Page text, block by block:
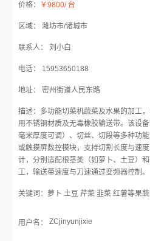
价格： ￥9800/ 台
区域： 潍坊市/诸城市
联系人： 刘小白
电话： 15953650188
地址： 密州街道人民东路
描述：多功能切菜机蔬菜及水果的加工
用不锈钢材质及无毒橡胶输送带。该设
毫米厚度可调）、切丝、切段等多种功
或触摸屏数控模块，支持切割长度与速
计，分别适配根茎类（如萝卜、土豆）
工，输送带速度与刀速通过变频器控制。
关键词：萝卜 土豆 芹菜 韭菜 红薯等果
用户名： ZCjinyunjixie